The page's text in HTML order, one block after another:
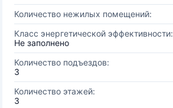
Количество нежилых помещений:
Класс энергетической эффективности:
Не заполнено
Количество подъездов:
3
Количество этажей:
3